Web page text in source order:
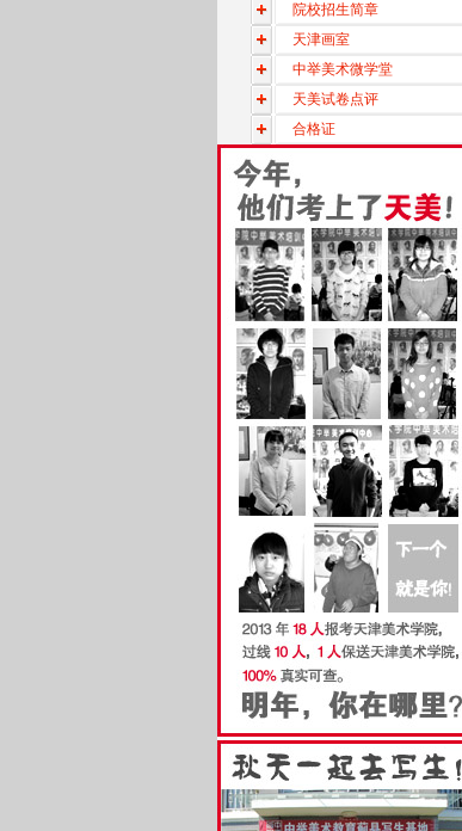
院校招生简章
天津画室
中举美术微学堂
天美试卷点评
合格证